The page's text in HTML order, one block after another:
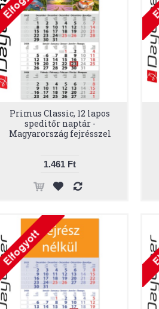
Primus Classic, 12 lapos
speditőr naptár -
Magyarország fejrésszel
1.461 Ft